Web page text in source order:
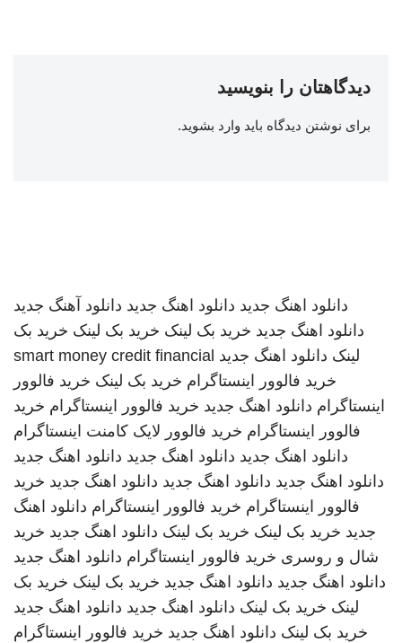
دیدگاهتان را بنویسید
برای نوشتن دیدگاه باید وارد بشوید.
دانلود اهنگ جدید دانلود اهنگ جدید دانلود آهنگ جدید
دانلود اهنگ جدید خرید بک لینک خرید بک لینک خرید بک
لینک دانلود اهنگ جدید smart money credit financial
خرید فالوور اینستاگرام خرید بک لینک خرید فالوور
اینستاگرام دانلود اهنگ جدید خرید فالوور اینستاگرام خرید
فالوور اینستاگرام خرید فالوور لایک کامنت اینستاگرام
دانلود اهنگ جدید دانلود اهنگ جدید دانلود اهنگ جدید
دانلود اهنگ جدید دانلود اهنگ جدید دانلود اهنگ جدید خرید
فالوور اینستاگرام خرید فالوور اینستاگرام دانلود اهنگ
جدید خرید بک لینک خرید بک لینک دانلود اهنگ جدید خرید
شال و روسری خرید فالوور اینستاگرام دانلود اهنگ جدید
دانلود اهنگ جدید دانلود اهنگ جدید خرید بک لینک خرید بک
لینک خرید بک لینک دانلود اهنگ جدید دانلود اهنگ جدید
خرید بک لینک دانلود اهنگ جدید خرید فالوور اینستاگرام